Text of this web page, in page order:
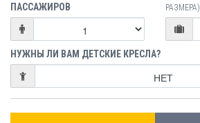
ПАССАЖИРОВ
РАЗМЕРА)
НУЖНЫ ЛИ ВАМ ДЕТСКИЕ КРЕСЛА?